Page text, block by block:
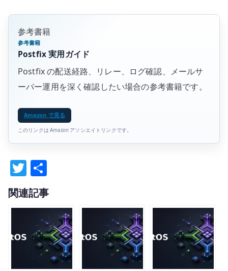
参考書籍
参考書籍
Postfix 実用ガイド
Postfix の配送経路、リレー、ログ確認、メールサ
ーバー運用を深く確認したい場合の参考書籍です。
Amazon で見る
このリンクは Amazon アソシエイトリンクです。
T
w
it
te
r
有
関連記事